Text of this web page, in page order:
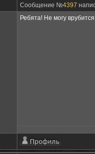
Сообщение №4397
Ребята! Не могу